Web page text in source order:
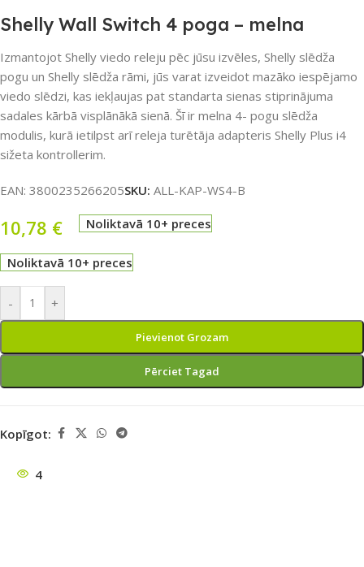
Shelly Wall Switch 4 poga – melna
Izmantojot Shelly viedo releju pēc jūsu izvēles, Shelly slēdža
pogu un Shelly slēdža rāmi, jūs varat izveidot mazāko iespējamo
viedo slēdzi, kas iekļaujas pat standarta sienas stiprinājuma
sadales kārbā visplānākā sienā. Šī ir melna 4- pogu slēdža
modulis, kurā ietilpst arī releja turētāja adapteris Shelly Plus i4
sižeta kontrollerim.
EAN: 3800235266205SKU: ALL-KAP-WS4-B
10,78 € Noliktavā 10+ preces
Noliktavā 10+ preces
- +
Pievienot Grozam
Pērciet Tagad
Kopīgot:
4